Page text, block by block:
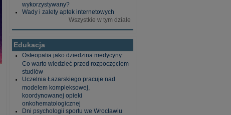
wykorzystywany?
Wady i zalety aptek internetowych
Wszystkie w tym dziale
Edukacja
Osteopatia jako dziedzina medycyny:
Co warto wiedzieć przed rozpoczęciem
studiów
Uczelnia Łazarskiego pracuje nad
modelem kompleksowej,
koordynowanej opieki
onkohematologicznej
Dni psychologii sportu we Wrocławiu